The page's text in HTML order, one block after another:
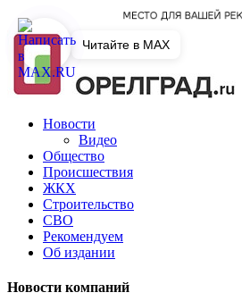
Новости
Видео
Общество
Происшествия
ЖКХ
Строительство
СВО
Рекомендуем
Об издании
Новости компаний
Читайте в MAX